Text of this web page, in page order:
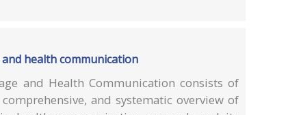
health communication
and Health Communication consists of
and systematic overview of